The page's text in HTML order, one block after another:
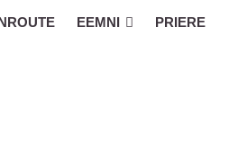
EEMNI PRIERE